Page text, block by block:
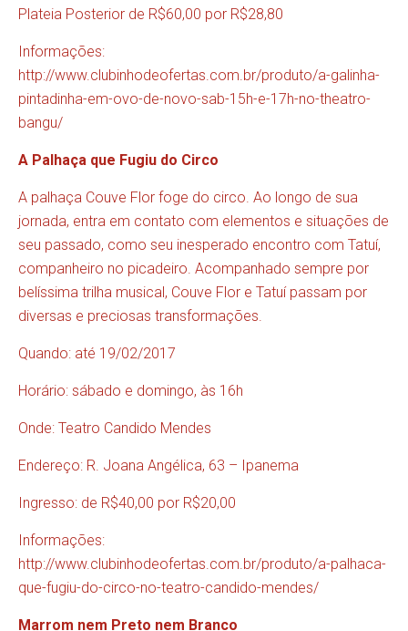
Plateia Posterior de R$60,00 por R$28,80
Informações:
http://www.clubinhodeofertas.com.br/produto/a-galinha-
pintadinha-em-ovo-de-novo-sab-15h-e-17h-no-theatro-
bangu/
A Palhaça que Fugiu do Circo
A palhaça Couve Flor foge do circo. Ao longo de sua
jornada, entra em contato com elementos e situações de
seu passado, como seu inesperado encontro com Tatuí,
companheiro no picadeiro. Acompanhado sempre por
belíssima trilha musical, Couve Flor e Tatuí passam por
diversas e preciosas transformações.
Quando: até 19/02/2017
Horário: sábado e domingo, às 16h
Onde: Teatro Candido Mendes
Endereço: R. Joana Angélica, 63 – Ipanema
Ingresso: de R$40,00 por R$20,00
Informações:
http://www.clubinhodeofertas.com.br/produto/a-palhaca-
que-fugiu-do-circo-no-teatro-candido-mendes/
Marrom nem Preto nem Branco